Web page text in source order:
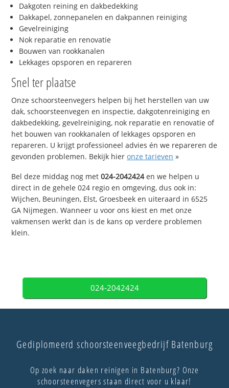
Dakgoten reining en dakbedekking
Dakkapel, zonnepanelen en dakpannen reiniging
Gevelreiniging
Nok reparatie en renovatie
Bouwen van rookkanalen
Lekkages opsporen en repareren
Snel ter plaatse
Onze schoorsteenvegers helpen bij het herstellen van uw
dak, schoorsteenvegen en inspectie, dakgotenreiniging en
dakbedekking, gevelreiniging, nok reparatie en renovatie of
het bouwen van rookkanalen of lekkages opsporen en
repareren. U krijgt professioneel advies én we repareren de
gevonden problemen. Bekijk hieronze tarieven »
Bel deze middag nog met024-2042424en we helpen u
direct in de gehele 024 regio en omgeving, dus ook in:
Wijchen, Beuningen, Elst, Groesbeek en uiteraard in 6525
GA Nijmegen. Wanneer u voor ons kiest en met onze
vakmensen werkt dan is de kans op verdere problemen
klein.
024-2042424
Gediplomeerd schoorsteenveegbedrijf Batenburg
Op zoek naar daken reinigen in Batenburg? Onze
schoorsteenvegers staan direct voor u klaar!